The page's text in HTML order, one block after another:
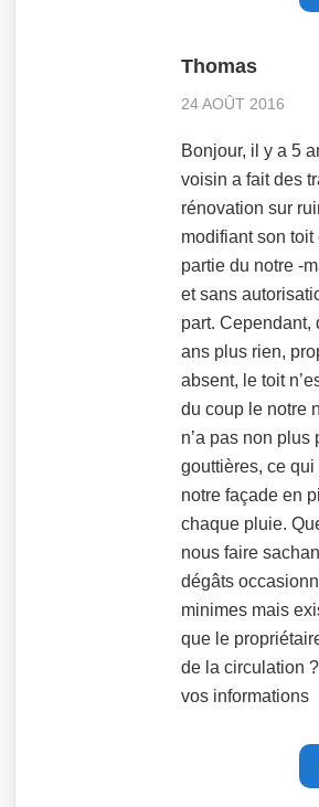
Thomas
24 AOÛT 2016
Bonjour, il y a 5
voisin a fait des
rénovation sur
modifiant son toit
partie du notre -
et sans
part. Cependant,
ans plus rien,
absent, le toit
du coup le notre
n’a pas non plus
gouttières, ce qui
notre façade en
chaque pluie.
nous faire
dégâts
minimes mais
que le
de la circulation
vos informations